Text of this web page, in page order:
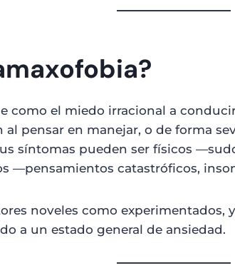
como el miedo irracional a
pensar en manejar, o de forma
síntomas pueden ser físicos
—pensamientos catastróficos,
noveles como experimentados,
a un estado general de ansiedad.